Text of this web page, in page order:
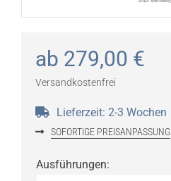
ab 279,00 €
Versandkostenfrei
Lieferzeit: 2-3 Wochen
SOFORTIGE PREISANPASSUNG
Ausführungen: